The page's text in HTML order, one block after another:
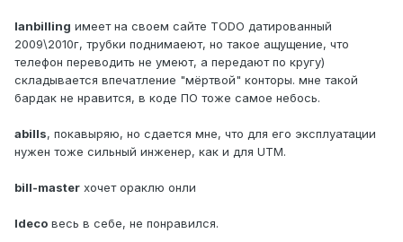
lanbilling имеет на своем сайте TODO датированный
2009\2010г, трубки поднимаеют, но такое ащущение, что
телефон переводить не умеют, а передают по кругу)
складывается впечатление "мёртвой" конторы. мне такой
бардак не нравится, в коде ПО тоже самое небось.
abills, покавыряю, но сдается мне, что для его эксплуатации
нужен тоже сильный инженер, как и для UTM.
bill-master хочет ораклю онли
Ideco весь в себе, не понравился.